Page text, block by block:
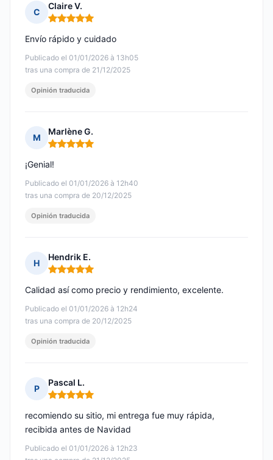
C
Claire V.
Nota: 5 de 5
Publicado el 01/01/2026 à 13h05
tras una compra de 21/12/2025
Envío rápido y cuidado
Opinión traducida
M
Marlène G.
Nota: 5 de 5
Publicado el 01/01/2026 à 12h40
tras una compra de 20/12/2025
¡Genial!
Opinión traducida
H
Hendrik E.
Nota: 5 de 5
Publicado el 01/01/2026 à 12h24
tras una compra de 20/12/2025
Calidad así como precio y rendimiento, excelente.
Opinión traducida
P
Pascal L.
Nota: 5 de 5
Publicado el 01/01/2026 à 12h23
recomiendo su sitio, mi entrega fue muy rápida,
recibida antes de Navidad